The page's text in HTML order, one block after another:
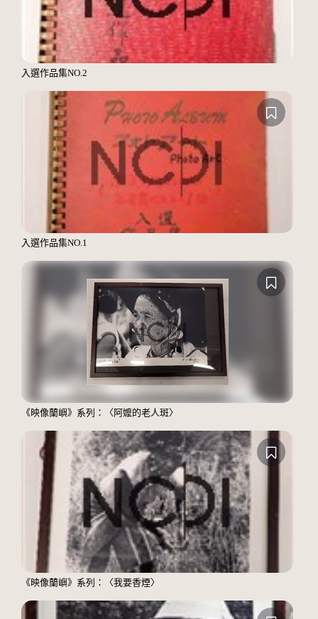
入選作品集NO.2
入選作品集NO.1
《映像蘭嶼》系列：〈阿嬤的老人斑〉
《映像蘭嶼》系列：〈我要香煙〉